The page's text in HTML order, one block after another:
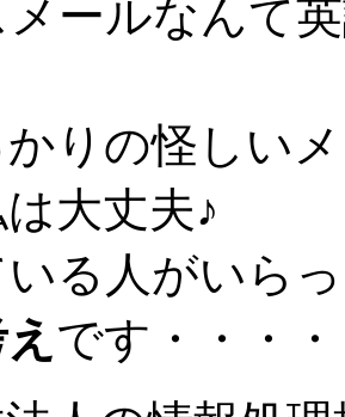
メールなんて
りの怪しい
大丈夫♪
いる人がいら
です・・・・